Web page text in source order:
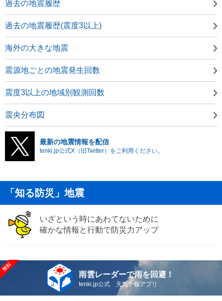
過去の地震履歴
過去の地震履歴(震度3以上)
海外の大きな地震
震源地ごとの地震発生回数
震度3以上の地域別観測回数
震央分布図
最新の地震情報を配信
tenki.jp公式X（旧Twitter）をご利用ください。
「知る防災」地震
いざという時にあわてないために
確かな情報と行動で防災力アップ
雨雲レーダーで雨を回避！
tenki.jp公式 天気予報アプリ